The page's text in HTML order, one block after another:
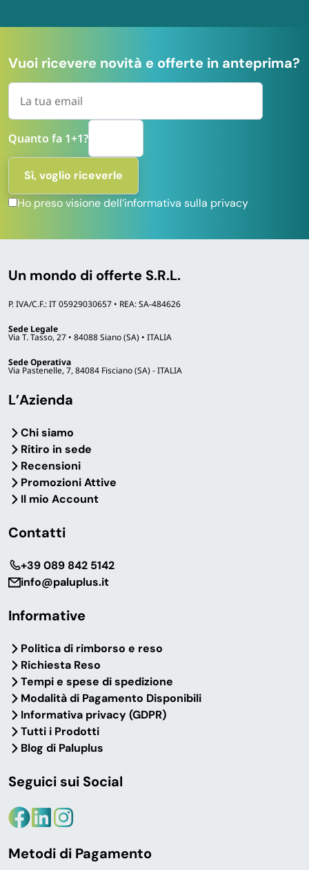
Vuoi ricevere novità e offerte in anteprima?
Quanto fa 1+1?
Ho preso visione dell’informativa sulla privacy
Un mondo di offerte S.R.L.
P. IVA/C.F.: IT 05929030657 • REA: SA-484626
Sede Legale
Via T. Tasso, 27 • 84088 Siano (SA) • ITALIA
Sede Operativa
Via Pastenelle, 7, 84084 Fisciano (SA) - ITALIA
L’Azienda
Chi siamo
Ritiro in sede
Recensioni
Promozioni Attive
Il mio Account
Contatti
‎+39 089 842 5142
info@paluplus.it
Informative
Politica di rimborso e reso
Richiesta Reso
Tempi e spese di spedizione
Modalità di Pagamento Disponibili
Informativa privacy (GDPR)
Tutti i Prodotti
Blog di Paluplus
Seguici sui Social
Metodi di Pagamento